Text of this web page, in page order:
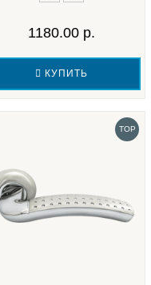
1180.00 р.
КУПИТЬ
TOP